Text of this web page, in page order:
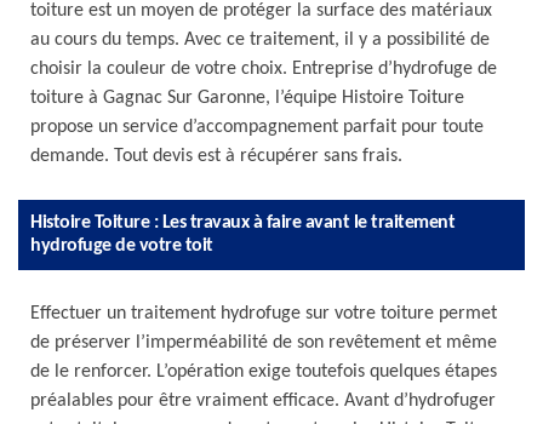
toiture est un moyen de protéger la surface des matériaux
au cours du temps. Avec ce traitement, il y a possibilité de
choisir la couleur de votre choix. Entreprise d’hydrofuge de
toiture à Gagnac Sur Garonne, l’équipe Histoire Toiture
propose un service d’accompagnement parfait pour toute
demande. Tout devis est à récupérer sans frais.
Histoire Toiture : Les travaux à faire avant le traitement
hydrofuge de votre toit
Effectuer un traitement hydrofuge sur votre toiture permet
de préserver l’imperméabilité de son revêtement et même
de le renforcer. L’opération exige toutefois quelques étapes
préalables pour être vraiment efficace. Avant d’hydrofuger